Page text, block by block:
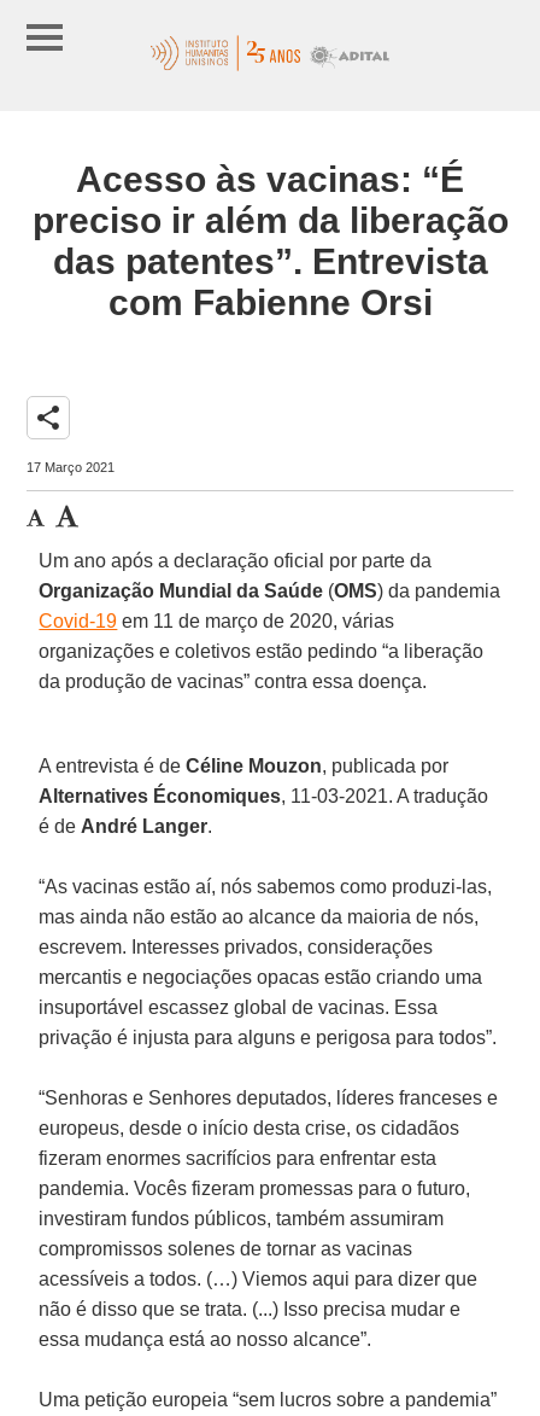
Acesso às vacinas: “É
preciso ir além da liberação
das patentes”. Entrevista
com Fabienne Orsi
share
17 Março 2021
Um ano após a declaração oficial por parte da
Organização Mundial da Saúde (OMS) da pandemia
Covid-19 em 11 de março de 2020, várias
organizações e coletivos estão pedindo “a liberação
da produção de vacinas” contra essa doença.
A entrevista é deCéline Mouzon, publicada por
Alternatives Économiques, 11-03-2021. A tradução
é de André Langer.
“As vacinas estão aí, nós sabemos como produzi-las,
mas ainda não estão ao alcance da maioria de nós,
escrevem. Interesses privados, considerações
mercantis e negociações opacas estão criando uma
insuportável escassez global de vacinas. Essa
privação é injusta para alguns e perigosa para todos”.
“Senhoras e Senhores deputados, líderes franceses e
europeus, desde o início desta crise, os cidadãos
fizeram enormes sacrifícios para enfrentar esta
pandemia. Vocês fizeram promessas para o futuro,
investiram fundos públicos, também assumiram
compromissos solenes de tornar as vacinas
acessíveis a todos. (…) Viemos aqui para dizer que
não é disso que se trata. (...) Isso precisa mudar e
essa mudança está ao nosso alcance”.
Uma petição europeia “sem lucros sobre a pandemia”